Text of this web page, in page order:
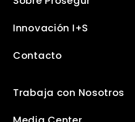
Innovación I+S
Contacto
Trabaja con Nosotros